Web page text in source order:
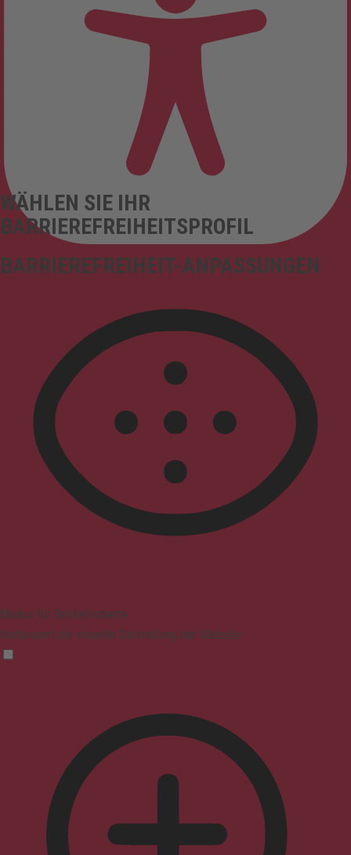
BARRIEREFREIHEIT-ANPASSUNGEN
WÄHLEN SIE IHR
BARRIEREFREIHEITSPROFIL
Modus für Sehbehinderte
Verbessert die visuelle Darstellung der Website